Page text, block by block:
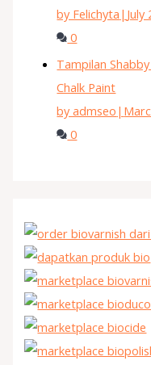
by Felichyta | July
0
Tampilan
Chalk Paint
by admseo |
0